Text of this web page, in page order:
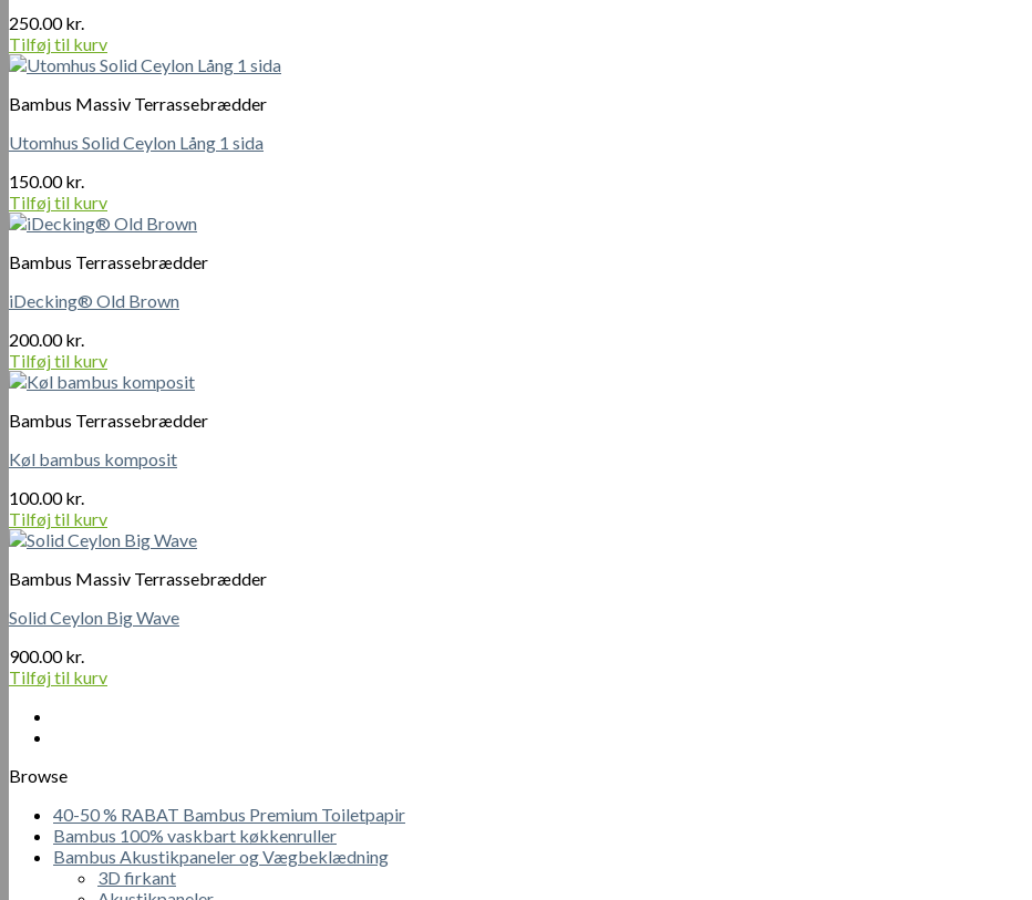
250.00kr.
Tilføj til kurv
Bambus Massiv Terrassebrædder
Utomhus Solid Ceylon Lång 1 sida
150.00kr.
Tilføj til kurv
Bambus Terrassebrædder
iDecking® Old Brown
200.00kr.
Tilføj til kurv
Bambus Terrassebrædder
Køl bambus komposit
100.00kr.
Tilføj til kurv
Bambus Massiv Terrassebrædder
Solid Ceylon Big Wave
900.00kr.
Tilføj til kurv
Browse
40-50 % RABAT Bambus Premium Toiletpapir
Bambus 100% vaskbart køkkenruller
Bambus Akustikpaneler og Vægbeklædning
3D firkant